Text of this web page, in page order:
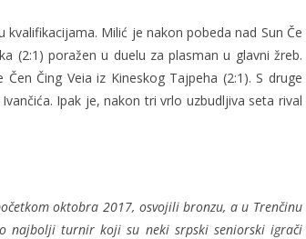
Milić je nakon pobeda nad Sun Če
(2:1) poražen u duelu za plasman u glavni žreb.
Čing Veia iz Kineskog Tajpeha (2:1). S druge
Ipak je, nakon tri vrlo uzbudljiva seta rival
oktobra 2017, osvojili bronzu, a u Trenčinu
najbolji turnir koji su neki srpski seniorski igrači